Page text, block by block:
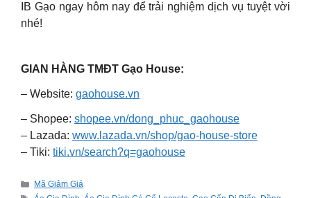
IB Gạo ngay hôm nay để trải nghiệm dịch vụ tuyệt vời
nhé!
GIAN HÀNG TMĐT Gạo House:
– Website: gaohouse.vn
– Shopee: shopee.vn/dong_phuc_gaohouse
– Lazada: www.lazada.vn/shop/gao-house-store
– Tiki: tiki.vn/search?q=gaohouse
Categories
Mã Giảm Giá